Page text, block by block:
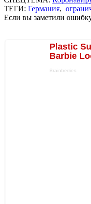
ТЕГИ: Германия,
Если вы заметили